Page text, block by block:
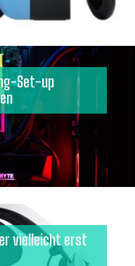
Set-up
vielleicht erst